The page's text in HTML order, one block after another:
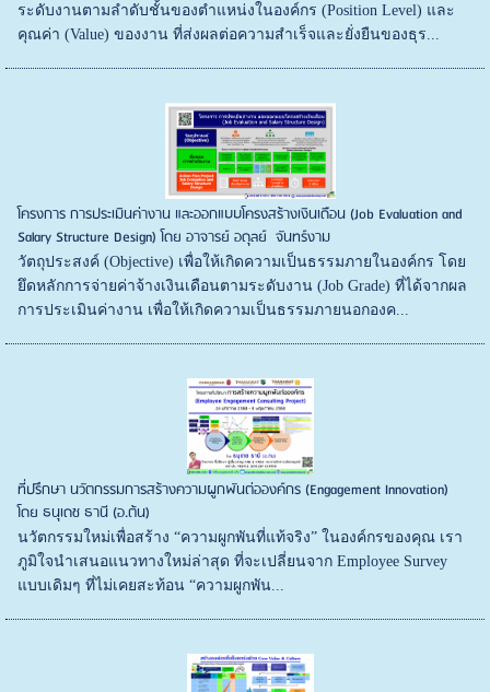
ระดับงานตามลำดับชั้นของตำแหน่งในองค์กร (Position Level) และ
คุณค่า (Value) ของงาน ที่ส่งผลต่อความสำเร็จและยั่งยืนของธุร...
โครงการ การประเมินค่างาน และออกแบบโครงสร้างเงินเดือน (Job Evaluation and
Salary Structure Design) โดย อาจารย์ อดุลย์ จันทร์งาม
วัตถุประสงค์ (Objective) เพื่อให้เกิดความเป็นธรรมภายในองค์กร โดย
ยึดหลักการจ่ายค่าจ้างเงินเดือนตามระดับงาน (Job Grade) ที่ได้จากผล
การประเมินค่างาน เพื่อให้เกิดความเป็นธรรมภายนอกองค...
ที่ปรึกษา นวัตกรรมการสร้างความผูกพันต่อองค์กร (Engagement Innovation)
โดย ธนุเดช ธานี (อ.ต้น)
นวัตกรรมใหม่เพื่อสร้าง “ความผูกพันที่แท้จริง” ในองค์กรของคุณ เรา
ภูมิใจนำเสนอแนวทางใหม่ล่าสุด ที่จะเปลี่ยนจาก Employee Survey
แบบเดิมๆ ที่ไม่เคยสะท้อน “ความผูกพัน...